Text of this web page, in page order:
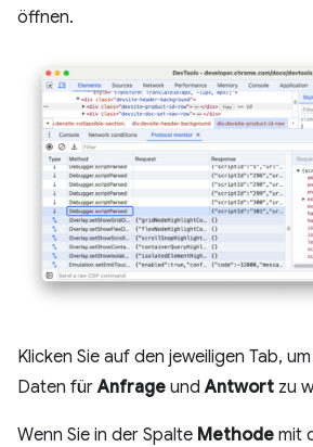
öffnen.
Klicken Sie auf den jeweiligen Tab,
Daten fürAnfrage undAntwort zu
Wenn Sie in der Spalte Methode mit